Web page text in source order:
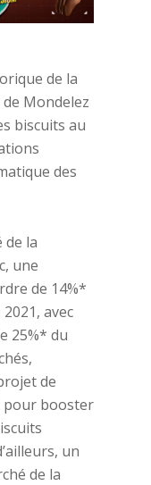
de la
Mondelez
biscuits au
des
de la
une
de 14%*
avec
25%* du
de
pour booster
un
de la